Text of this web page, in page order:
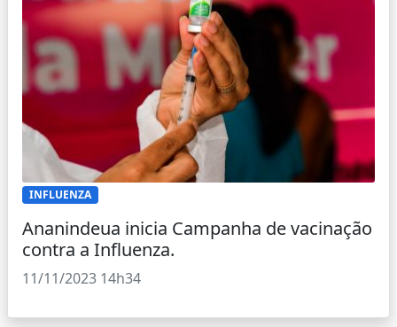
INFLUENZA
Ananindeua inicia Campanha de vacinação
contra a Influenza.
11/11/2023 14h34